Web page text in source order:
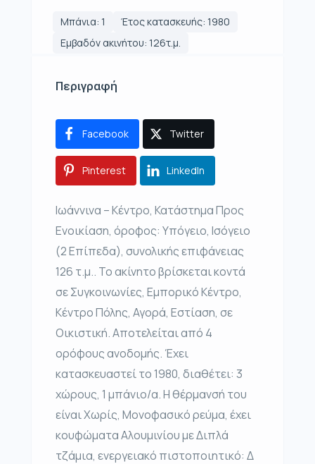
Μπάνια: 1
Έτος κατασκευής: 1980
Εμβαδόν ακινήτου: 126τ.μ.
Περιγραφή
Facebook Twitter
Pinterest LinkedIn
Ιωάννινα – Κέντρο, Κατάστημα Προς
Ενοικίαση, όροφος: Υπόγειο, Ισόγειο
(2 Επίπεδα), συνολικής επιφάνειας
126 τ.μ.. Το ακίνητο βρίσκεται κοντά
σε Συγκοινωνίες, Εμπορικό Κέντρο,
Κέντρο Πόλης, Αγορά, Εστίαση, σε
Οικιστική. Αποτελείται από 4
ορόφους ανοδομής. Έχει
κατασκευαστεί το 1980, διαθέτει: 3
χώρους, 1 μπάνιο/α. Η θέρμανσή του
είναι Χωρίς, Μονοφασικό ρεύμα, έχει
κουφώματα Αλουμινίου με Διπλά
τζάμια, ενεργειακό πιστοποιητικό: Δ